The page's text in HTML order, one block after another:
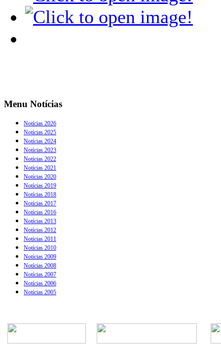
Menu Notícias
Notícias 2026
Notícias 2025
Notícias 2024
Notícias 2023
Notícias 2022
Notícias 2021
Notícias 2020
Notícias 2019
Notícias 2018
Notícias 2017
Notícias 2016
Notícias 2013
Notícias 2012
Notícias 2011
Notícias 2010
Notícias 2009
Notícias 2008
Notícias 2007
Notícias 2006
Notícias 2005